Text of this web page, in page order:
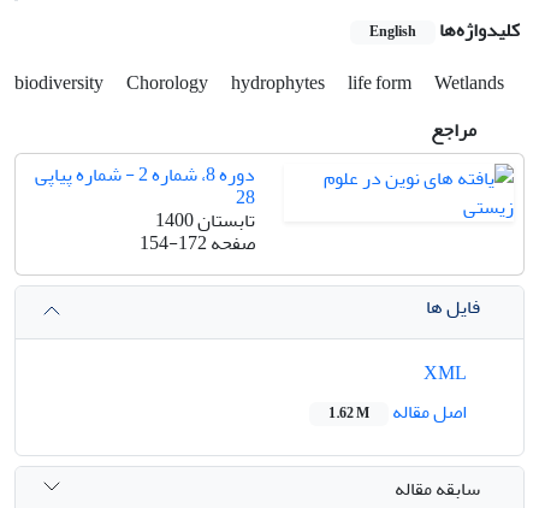
کلیدواژه‌ها English
biodiversity Chorology hydrophytes life form
Wetlands
مراجع
دوره 8، شماره 2 - شماره پیاپی
28
تابستان 1400
صفحه154-172
فایل ها
اصل مقاله
1.62 M
سابقه مقاله